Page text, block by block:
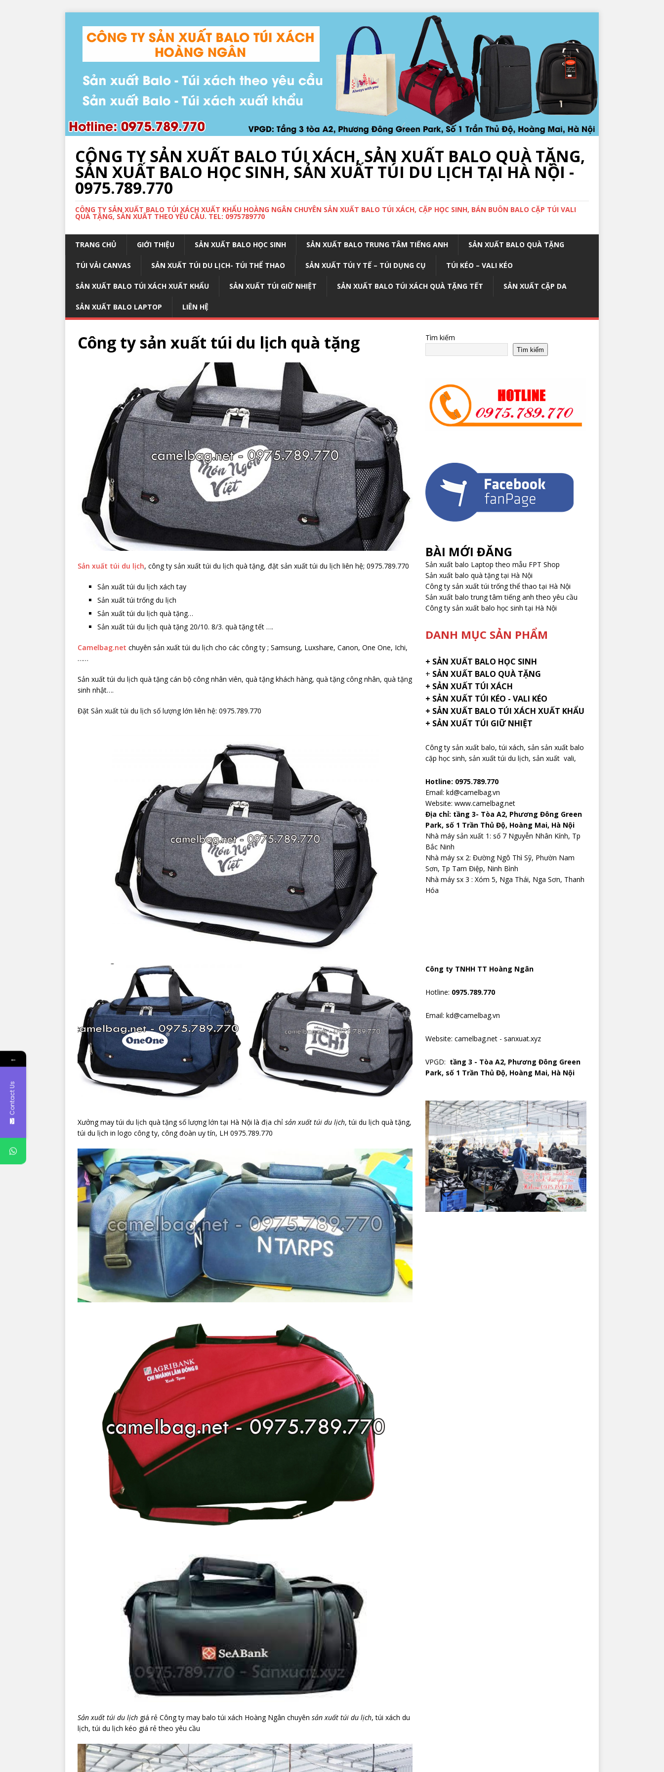
CÔNG TY SẢN XUẤT BALO TÚI XÁCH, SẢN XUẤT BALO QUÀ TẶNG,
SẢN XUẤT BALO HỌC SINH, SẢN XUẤT TÚI DU LỊCH TẠI HÀ NỘI -
0975.789.770
CÔNG TY SẢN XUẤT BALO TÚI XÁCH XUẤT KHẨU HOÀNG NGÂN CHUYÊN SẢN XUẤT BALO TÚI XÁCH, CẶP HỌC SINH, BÁN BUÔN BALO CẶP TÚI VALI
QUÀ TẶNG, SẢN XUẤT THEO YÊU CẦU. TEL: 0975789770
TRANG CHỦ GIỚI THIỆU SẢN XUẤT BALO HỌC SINH SẢN XUẤT BALO TRUNG TÂM TIẾNG ANH SẢN XUẤT BALO QUÀ TẶNG
TÚI VẢI CANVAS SẢN XUẤT TÚI DU LỊCH- TÚI THỂ THAO SẢN XUẤT TÚI Y TẾ – TÚI DỤNG CỤ TÚI KÉO – VALI KÉO
SẢN XUẤT BALO TÚI XÁCH XUẤT KHẨU SẢN XUẤT TÚI GIỮ NHIỆT SẢN XUẤT BALO TÚI XÁCH QUÀ TẶNG TẾT SẢN XUẤT CẶP DA
SẢN XUẤT BALO LAPTOP LIÊN HỆ
Công ty sản xuất túi du lịch quà tặng
Sản xuất túi du lịch, công ty sản xuất túi du lịch quà tặng, đặt sản xuất túi du lịch liên hệ; 0975.789.770
Sản xuất túi du lịch xách tay
Sản xuất túi trống du lịch
Sản xuất túi du lịch quà tặng…
Sản xuất túi du lịch quà tặng 20/10. 8/3. quà tặng tết ….
Camelbag.net chuyên sản xuất túi du lịch cho các công ty ; Samsung, Luxshare, Canon, One One, Ichi,
……
Sản xuất túi du lịch quà tặng cán bộ công nhân viên, quà tặng khách hàng, quà tặng công nhân, quà tặng
sinh nhật….
Đặt Sản xuất túi du lịch số lượng lớn liên hệ: 0975.789.770
Xưởng may túi du lịch quà tặng số lượng lớn tại Hà Nội là địa chỉ sản xuất túi du lịch, túi du lịch quà tặng,
túi du lịch in logo công ty, công đoàn uy tín, LH 0975.789.770
Sản xuất túi du lịch giá rẻ Công ty may balo túi xách Hoàng Ngân chuyên sản xuất túi du lịch, túi xách du
lịch, túi du lịch kéo giá rẻ theo yêu cầu
Tìm kiếm
Tìm kiếm
BÀI MỚI ĐĂNG
Sản xuất balo Laptop theo mẫu FPT Shop
Sản xuất balo quà tặng tại Hà Nội
Công ty sản xuất túi trống thể thao tại Hà Nội
Sản xuất balo trung tâm tiếng anh theo yêu cầu
Công ty sản xuất balo học sinh tại Hà Nội
DANH MỤC SẢN PHẨM
+ SẢN XUẤT BALO HỌC SINH
+ SẢN XUẤT BALO QUÀ TẶNG
+ SẢN XUẤT TÚI XÁCH
+ SẢN XUẤT TÚI KÉO - VALI KÉO
+ SẢN XUẤT BALO TÚI XÁCH XUẤT KHẨU
+ SẢN XUẤT TÚI GIỮ NHIỆT
Công ty sản xuất balo, túi xách, sản sản xuất balo
cặp học sinh, sản xuất túi du lịch, sản xuất vali,
Hotline: 0975.789.770
Email: kd@camelbag.vn
Website: www.camelbag.net
Địa chỉ: tầng 3- Tòa A2, Phương Đông Green
Park, số 1 Trần Thủ Độ, Hoàng Mai, Hà Nội
Nhà máy sản xuất 1: số 7 Nguyễn Nhân Kính, Tp
Bắc Ninh
Nhà máy sx 2: Đường Ngô Thì Sỹ, Phườn Nam
Sơn, Tp Tam Điệp, Ninh Bình
Nhà máy sx 3 : Xóm 5, Nga Thái, Nga Sơn, Thanh
Hóa
Công ty TNHH TT Hoàng Ngân
Hotline: 0975.789.770
Email: kd@camelbag.vn
Website: camelbag.net- sanxuat.xyz
VPGD: tầng 3 - Tòa A2, Phương Đông Green
Park, số 1 Trần Thủ Độ, Hoàng Mai, Hà Nội
←
Contact Us